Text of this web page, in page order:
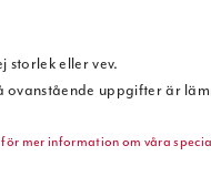
storlek eller vev.
ovanstående uppgifter är
mer information om våra